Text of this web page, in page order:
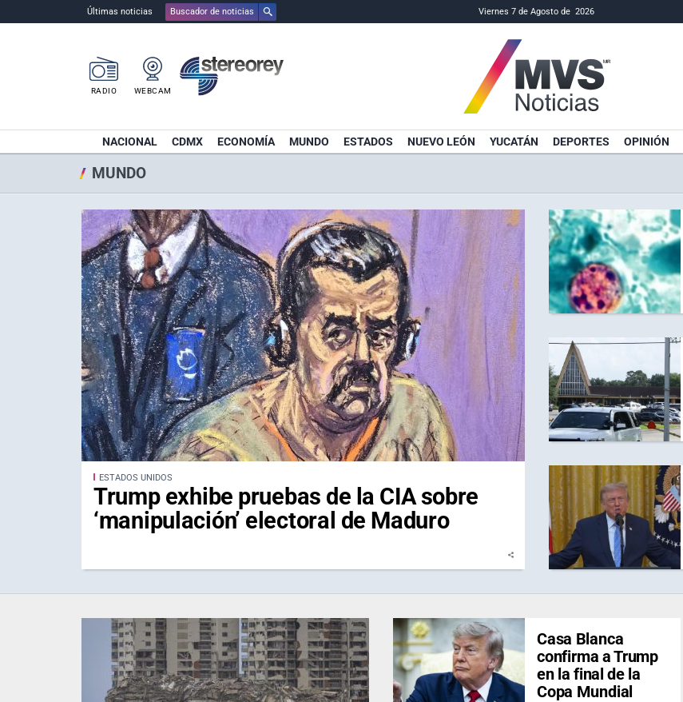
Últimas noticias Buscador de noticias Viernes 7 de Agosto de 2026
RADIO WEBCAM
NACIONAL CDMX ECONOMÍA MUNDO ESTADOS NUEVO LEÓN YUCATÁN DEPORTES OPINIÓN
MUNDO
ESTADOS UNIDOS
Trump exhibe pruebas de la CIA sobre
‘manipulación’ electoral de Maduro
Casa Blanca
confirma a Trump
en la final de la
Copa Mundial